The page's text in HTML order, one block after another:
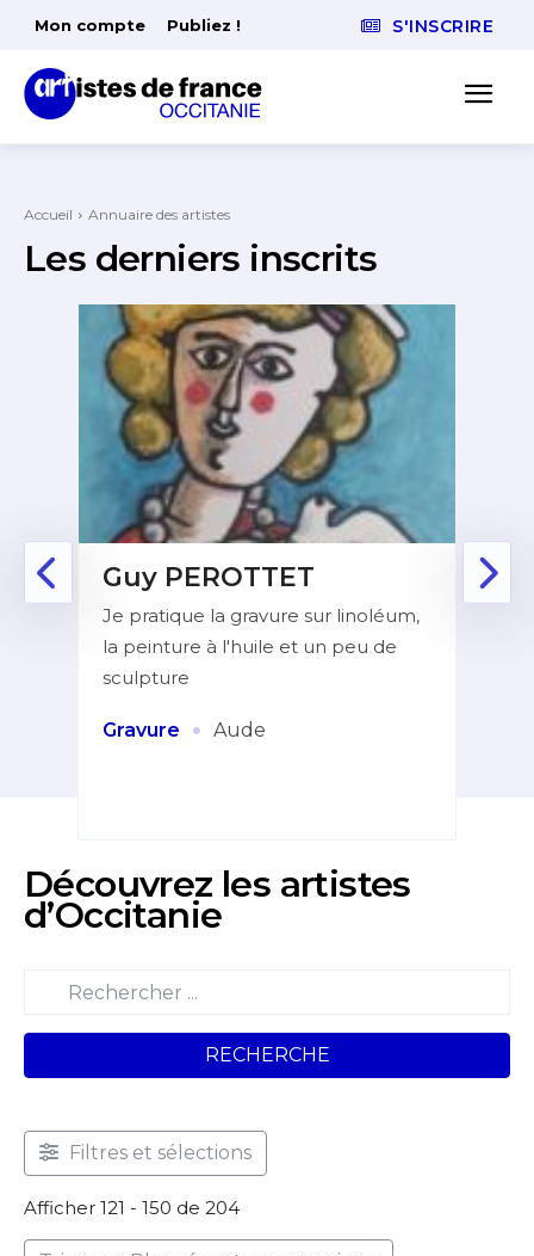
Mon compte Publiez ! S'INSCRIRE
Accueil Annuaire des artistes
Les derniers inscrits
Guy PEROTTET
Je pratique la gravure sur linoléum,
la peinture à l'huile et un peu de
sculpture
Gravure · Aude
Découvrez les artistes
d’Occitanie
RECHERCHE
Filtres et sélections
Afficher 121 - 150 de 204